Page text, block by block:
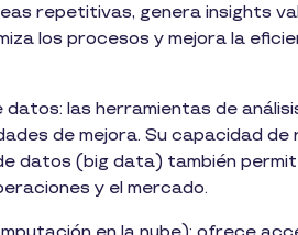
repetitivas, genera insights
los procesos y mejora la
datos: las herramientas de
de mejora. Su capacidad de
datos (big data) también
y el mercado.